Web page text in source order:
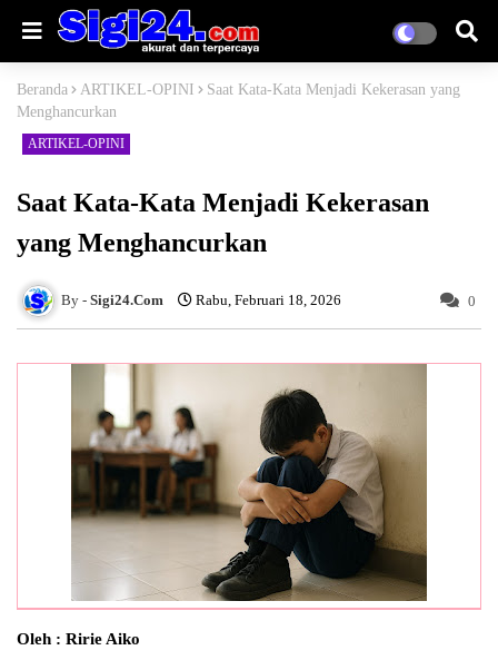
Beranda ARTIKEL-OPINI
Saat Kata-Kata Menjadi Kekerasan yang
Menghancurkan
ARTIKEL-OPINI
Saat Kata-Kata Menjadi Kekerasan
yang Menghancurkan
Sigi24.Com Rabu, Februari 18, 2026 0
Oleh : Ririe Aiko